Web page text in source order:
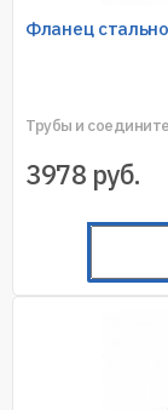
Фланец
Трубы и
3978 руб.